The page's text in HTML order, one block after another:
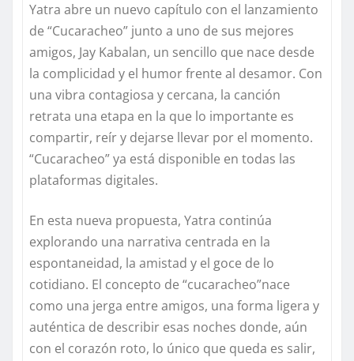
Yatra abre un nuevo capítulo con el lanzamiento
de “Cucaracheo” junto a uno de sus mejores
amigos, Jay Kabalan, un sencillo que nace desde
la complicidad y el humor frente al desamor. Con
una vibra contagiosa y cercana, la canción
retrata una etapa en la que lo importante es
compartir, reír y dejarse llevar por el momento.
“Cucaracheo”ya está disponible en todas las
plataformas digitales.
En esta nueva propuesta, Yatra continúa
explorando una narrativa centrada en la
espontaneidad, la amistad y el goce de lo
cotidiano. El concepto de “cucaracheo”nace
como una jerga entre amigos, una forma ligera y
auténtica de describir esas noches donde, aún
con el corazón roto, lo único que queda es salir,